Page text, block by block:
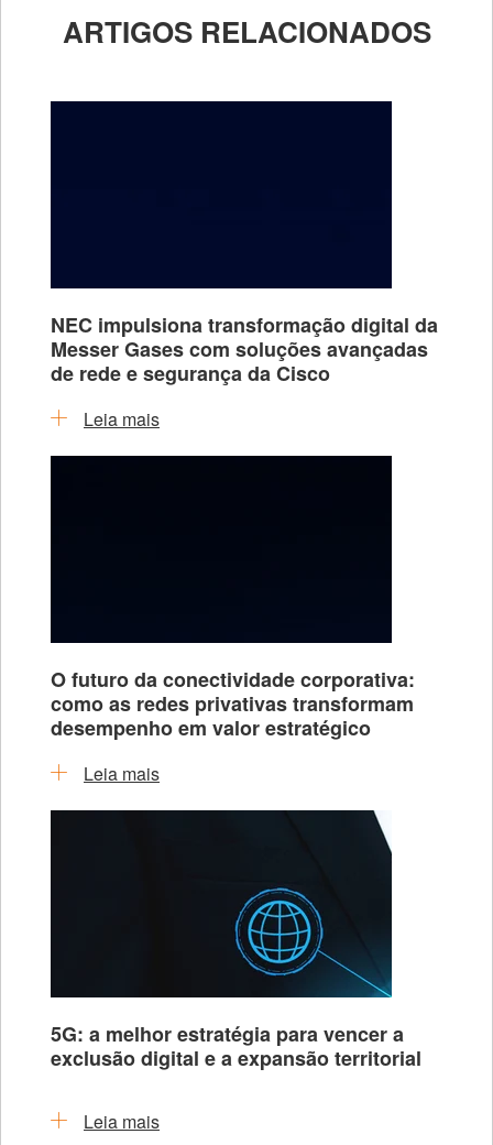
ARTIGOS RELACIONADOS
NEC impulsiona transformação digital da
Messer Gases com soluções avançadas
de rede e segurança da Cisco
Leia mais
O futuro da conectividade corporativa:
como as redes privativas transformam
desempenho em valor estratégico
Leia mais
5G: a melhor estratégia para vencer a
exclusão digital e a expansão territorial
Leia mais